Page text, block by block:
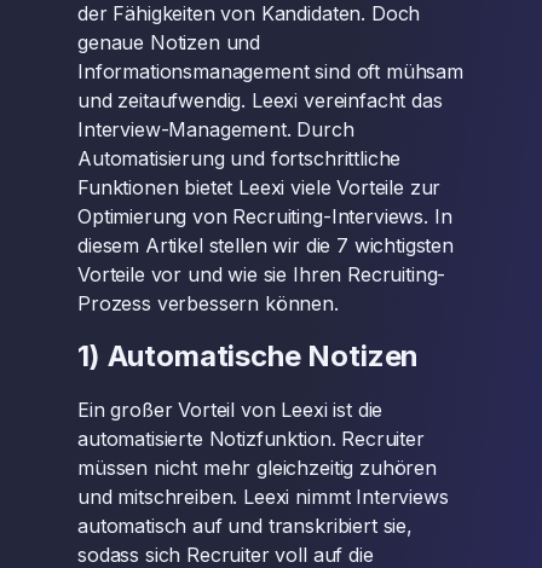
der Fähigkeiten von Kandidaten. Doch
genaue Notizen und
Informationsmanagement sind oft mühsam
und zeitaufwendig. Leexi vereinfacht das
Interview-Management. Durch
Automatisierung und fortschrittliche
Funktionen bietet Leexi viele Vorteile zur
Optimierung von Recruiting-Interviews. In
diesem Artikel stellen wir die 7 wichtigsten
Vorteile vor und wie sie Ihren Recruiting-
Prozess verbessern können.
1) Automatische Notizen
Ein großer Vorteil von Leexi ist die
automatisierte Notizfunktion. Recruiter
müssen nicht mehr gleichzeitig zuhören
und mitschreiben. Leexi nimmt Interviews
automatisch auf und transkribiert sie,
sodass sich Recruiter voll auf die